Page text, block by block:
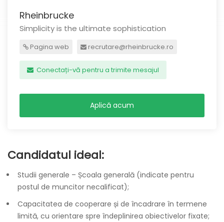
Rheinbrucke
Simplicity is the ultimate sophistication
Pagina web recrutare@rheinbrucke.ro
Conectați-vă pentru a trimite mesajul
Aplică acum
Candidatul ideal:
Studii generale – Școala generală (indicate pentru
postul de muncitor necalificat);
Capacitatea de cooperare și de încadrare în termene
limită, cu orientare spre îndeplinirea obiectivelor fixate;